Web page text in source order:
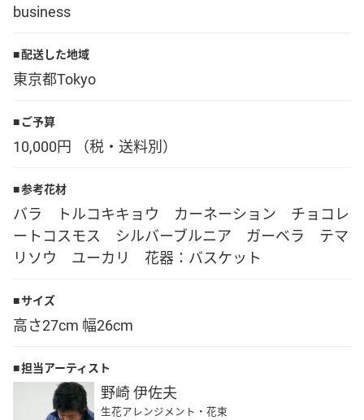
日本語
business
配送した地域
東京都Tokyo
ご予算
10,000円 （税・送料別）
参考花材
バラ トルコキキョウ カーネーション チョコレ
ートコスモス シルバーブルニア ガーベラ テマ
リソウ ユーカリ 花器：バスケット
サイズ
高さ27cm 幅26cm
担当アーティスト
野崎 伊佐夫
生花アレンジメント・花束